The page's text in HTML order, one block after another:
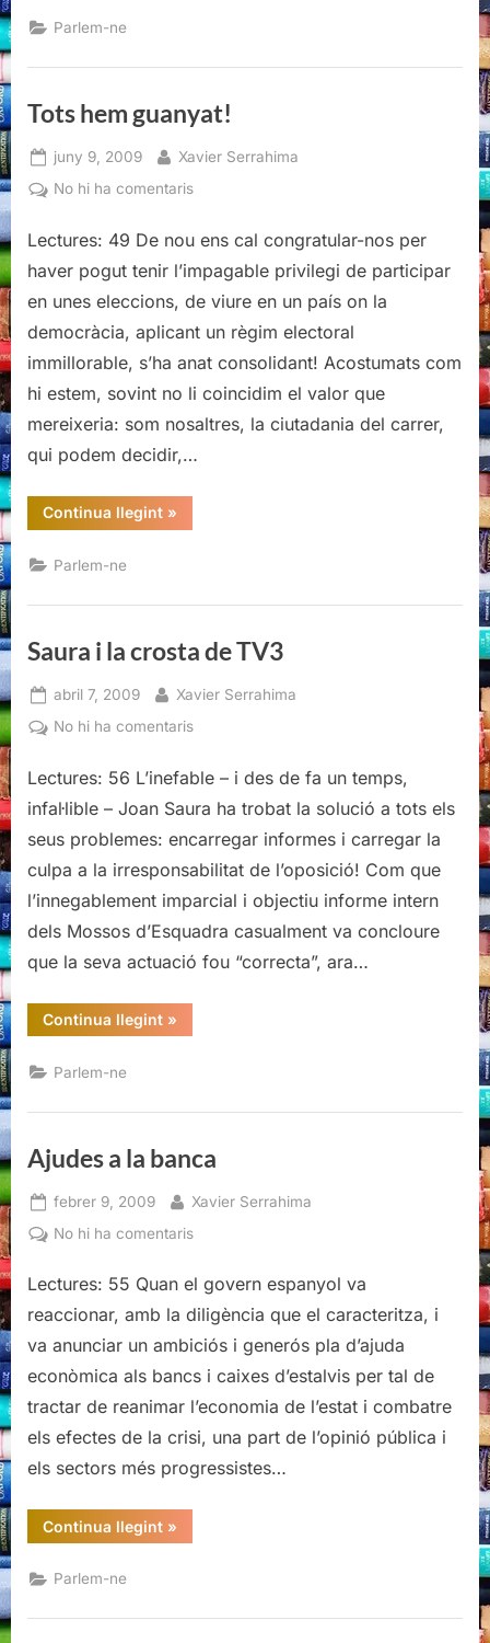
Parlem-ne
Tots hem guanyat!
Posted
on
juny 9, 2009 By
Xavier Serrahima
No hi ha comentarisa
hem
guanyat!
Lectures: 49 De nou ens cal congratular-nos per
haver pogut tenir l’impagable privilegi de participar
en unes eleccions, de viure en un país on la
democràcia, aplicant un règim electoral
immillorable, s’ha anat consolidant! Acostumats com
hi estem, sovint no li coincidim el valor que
mereixeria: som nosaltres, la ciutadania del carrer,
qui podem decidir,…
Continua llegint“Tots
hem
»
Parlem-ne
Saura i la crosta de TV3
Posted
on
abril 7, 2009 By
Xavier Serrahima
No hi ha comentarisa
i
la
de
TV3
Lectures: 56 L’inefable – i des de fa un temps,
infal·lible – Joan Saura ha trobat la solució a tots els
seus problemes: encarregar informes i carregar la
culpa a la irresponsabilitat de l’oposició! Com que
l’innegablement imparcial i objectiu informe intern
dels Mossos d’Esquadra casualment va concloure
que la seva actuació fou “correcta”, ara…
Continua llegint“Saura
i
»
Parlem-ne
Ajudes a la banca
Posted
on
febrer 9, 2009 By
Xavier Serrahima
No hi ha comentarisa
a
la
Lectures: 55 Quan el govern espanyol va
reaccionar, amb la diligència que el caracteritza, i
va anunciar un ambiciós i generós pla d’ajuda
econòmica als bancs i caixes d’estalvis per tal de
tractar de reanimar l’economia de l’estat i combatre
els efectes de la crisi, una part de l’opinió pública i
els sectors més progressistes…
Continua llegint“Ajudes
a
»
Parlem-ne